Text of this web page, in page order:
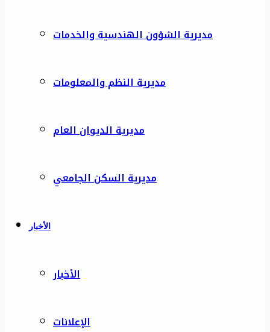
مديرية الشؤون الهندسية والخدمات
مديرية النظم والمعلومات
مديرية الديوان العام
مديرية السكن الجامعي
الأخبار
الأخبار
الإعلانات